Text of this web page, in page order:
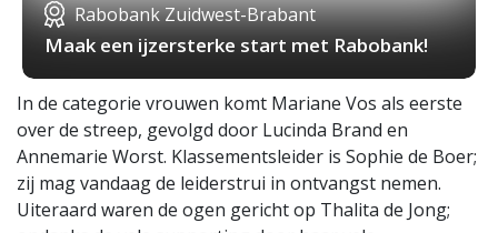
Rabobank Zuidwest-Brabant
Maak een ijzersterke start met Rabobank!
In de categorie vrouwen komt Mariane Vos als eerste
over de streep, gevolgd door Lucinda Brand en
Annemarie Worst. Klassementsleider is Sophie de Boer;
zij mag vandaag de leiderstrui in ontvangst nemen.
Uiteraard waren de ogen gericht op Thalita de Jong;